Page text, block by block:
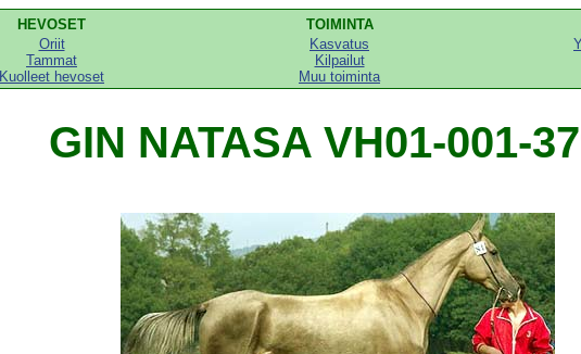
HEVOSET
Oriit
Tammat
Kuolleet hevoset
TOIMINTA
Kasvatus
Kilpailut
Muu toiminta
GIN NATASA VH01-001-